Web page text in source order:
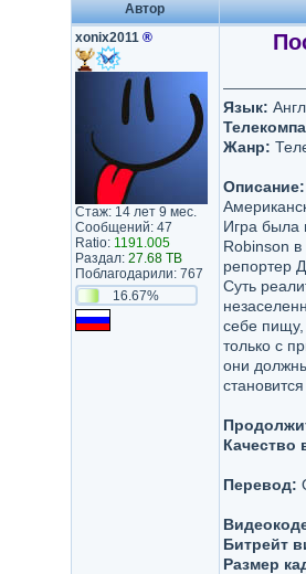
Автор
xonix2011 ®
Стаж: 14 лет 9 мес.
Сообщений: 47
Ratio: 1191.005
Раздал: 27.68 TB
Поблагодарили: 767
16.67%
Язык:
Жанр:
Описание:
Игра была
Robinson
репортер
Суть
себе пищу,
только с
они
Качество
Перевод:
Битрейт
Размер